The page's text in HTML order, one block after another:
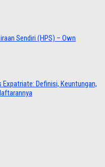
Sendiri (HPS) – Own
Expatriate: Definisi, Keuntungan,